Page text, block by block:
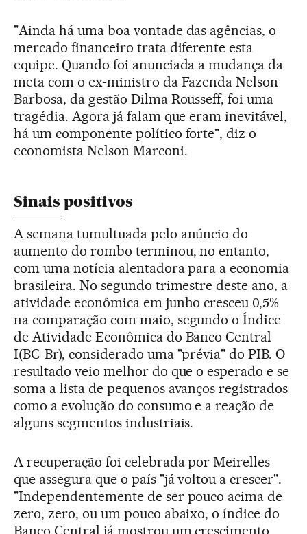
"Ainda há uma boa vontade das agências, o
mercado financeiro trata diferente esta
equipe. Quando foi anunciada a mudança da
meta com o ex-ministro da Fazenda Nelson
Barbosa, da gestão Dilma Rousseff, foi uma
tragédia. Agora já falam que eram inevitável,
há um componente político forte", diz o
economista Nelson Marconi.
Sinais positivos
A semana tumultuada pelo anúncio do
aumento do rombo terminou, no entanto,
com uma notícia alentadora para a economia
brasileira. No segundo trimestre deste ano, a
atividade econômica em junho cresceu 0,5%
na comparação com maio, segundo o Índice
de Atividade Econômica do Banco Central
I(BC-Br), considerado uma "prévia" do PIB. O
resultado veio melhor do que o esperado e se
soma a lista de pequenos avanços registrados
como a evolução do consumo e a reação de
alguns segmentos industriais.
A recuperação foi celebrada por Meirelles
que assegura que o país "já voltou a crescer".
"Independentemente de ser pouco acima de
zero, zero, ou um pouco abaixo, o índice do
Banco Central já mostrou um crescimento